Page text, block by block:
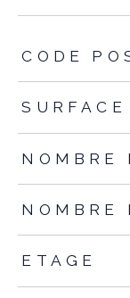
CODE
NOMBRE
NOMBRE
ETAGE